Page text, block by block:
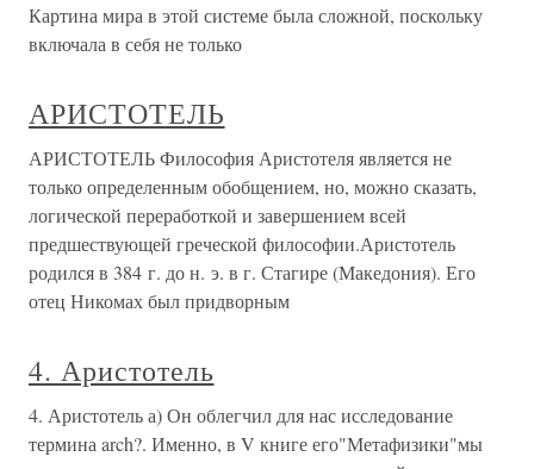
Картина мира в этой системе была сложной, поскольку
включала в себя не только
АРИСТОТЕЛЬ
АРИСТОТЕЛЬ Философия Аристотеля является не
только определенным обобщением, но, можно сказать,
логической переработкой и завершением всей
предшествующей греческой философии.Аристотель
родился в 384 г. до н. э. в г. Стагире (Македония). Его
отец Никомах был придворным
4. Аристотель
4. Аристотель а) Он облегчил для нас исследование
термина arch?. Именно, в V книге его"Метафизики"мы